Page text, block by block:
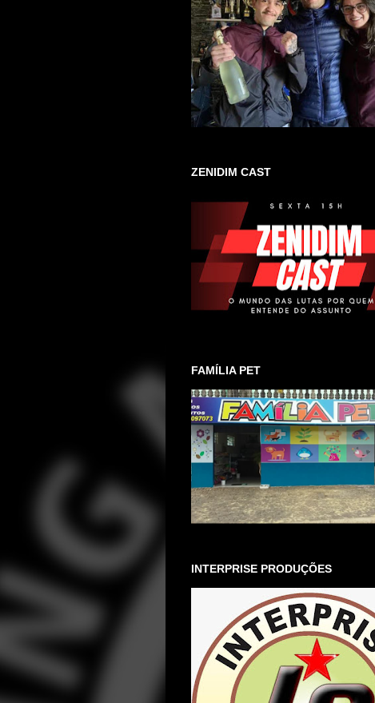
ZENIDIM CAST
FAMÍLIA PET
INTERPRISE PRODUÇÕES